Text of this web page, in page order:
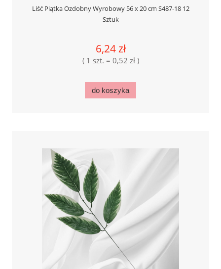
Liść Piątka Ozdobny Wyrobowy 56 x 20 cm S487-18 12
Sztuk
6,24 zł
( 1 szt. = 0,52 zł )
do koszyka